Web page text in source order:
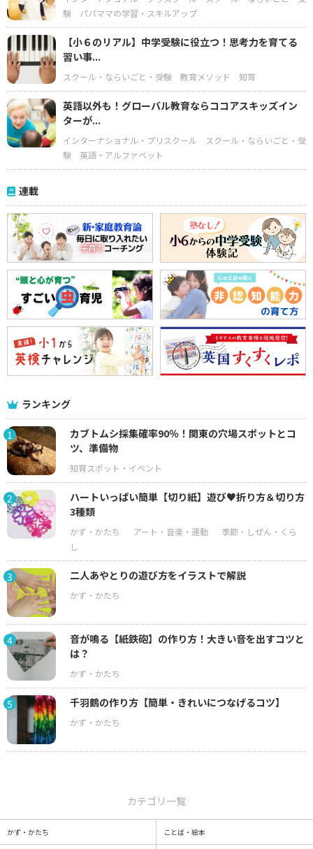
験
パパママの学習・スキルアップ
【小６のリアル】中学受験に役立つ！思考力を育てる
習い事...
スクール・ならいごと・受験 教育メソッド 知育
英語以外も！グローバル教育ならココアスキッズイン
ターが...
インターナショナル・プリスクール
スクール・ならいごと・受
験
英語・アルファベット
連載
ランキング
1
カブトムシ採集確率90％！関東の穴場スポットとコ
ツ、準備物
2
ハートいっぱい簡単【切り紙】遊び♥折り方＆切り方
3種類
3 二人あやとりの遊び方をイラストで解説
4
音が鳴る【紙鉄砲】の作り方！大きい音を出すコツと
は？
5 千羽鶴の作り方【簡単・きれいにつなげるコツ】
カテゴリ一覧
かず・かたち ことば・絵本